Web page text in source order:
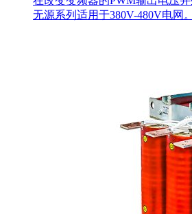
无源系列适用于380V-480V电网